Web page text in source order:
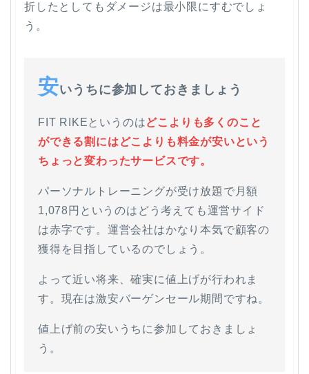
折したとしてもダメージは最小限にすむでしょ
う。
安いうちに参加しておきましょう
FIT RIKEというのはどこよりも多くのこと
ができる割にはどこよりも料金が安いという
ちょっと変わったサービスです。
パーソナルトレーニングが受け放題で月額
1,078円というのはどう考えても運営サイド
は赤字です。運営会社はかなり本気で顧客の
獲得を目指しているのでしょう。
よって近い将来、確実に値上げが行われま
す。現在は激安バーゲンセール期間ですね。
値上げ前の安いうちに参加しておきましょ
う。